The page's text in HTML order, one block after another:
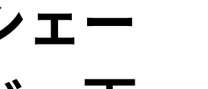
ェー